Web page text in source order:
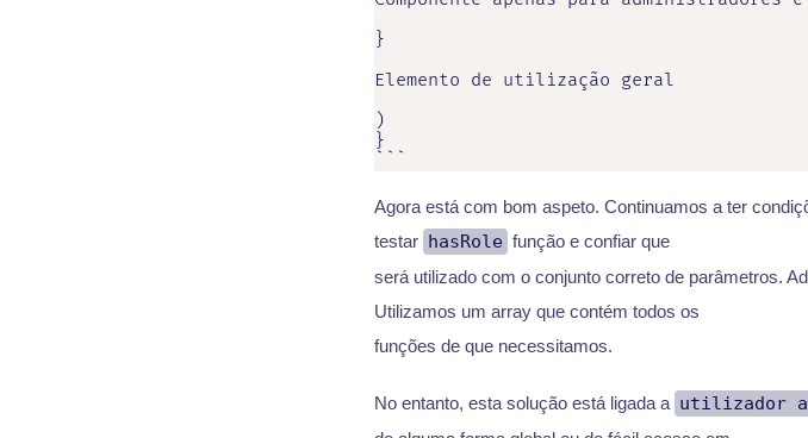
}
Elemento de utilização geral
)
}
Agora está com bom aspeto. Continuamos a ter
testar hasRole função e confiar que
será utilizado com o conjunto correto de parâmetros.
Utilizamos um array que contém todos os
funções de que necessitamos.
No entanto, esta solução está ligada a utilizador